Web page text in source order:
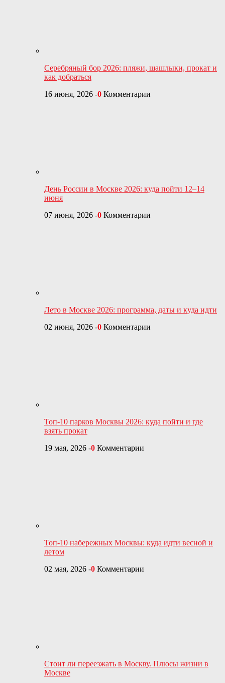
Серебряный бор 2026: пляжи, шашлыки, прокат и
как добраться
16 июня, 2026 -0 Комментарии
День России в Москве 2026: куда пойти 12–14
июня
07 июня, 2026 -0 Комментарии
Лето в Москве 2026: программа, даты и куда идти
02 июня, 2026 -0 Комментарии
Топ-10 парков Москвы 2026: куда пойти и где
взять прокат
19 мая, 2026 -0 Комментарии
Топ-10 набережных Москвы: куда идти весной и
летом
02 мая, 2026 -0 Комментарии
Стоит ли переезжать в Москву. Плюсы жизни в
Москве